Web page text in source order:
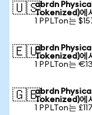
🇺🇸abrdn
Tokenized)에
1 PPLTon는
🇪🇺abrdn
Tokenized)에
1 PPLTon는
🇬🇧abrdn
Tokenized)에
1 PPLTon는